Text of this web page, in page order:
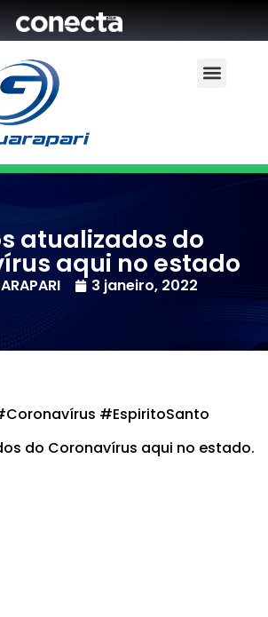
atualizados do
aqui no estado
3 janeiro, 2022
#EspiritoSanto
do Coronavírus aqui no estado.